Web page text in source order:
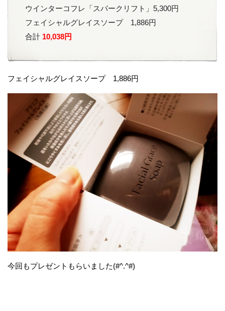
ウインターコフレ「スパークリフト」5,300円
フェイシャルグレイスソープ 1,886円
合計 10,038円
フェイシャルグレイスソープ 1,886円
今回もプレゼントもらいました(#^.^#)